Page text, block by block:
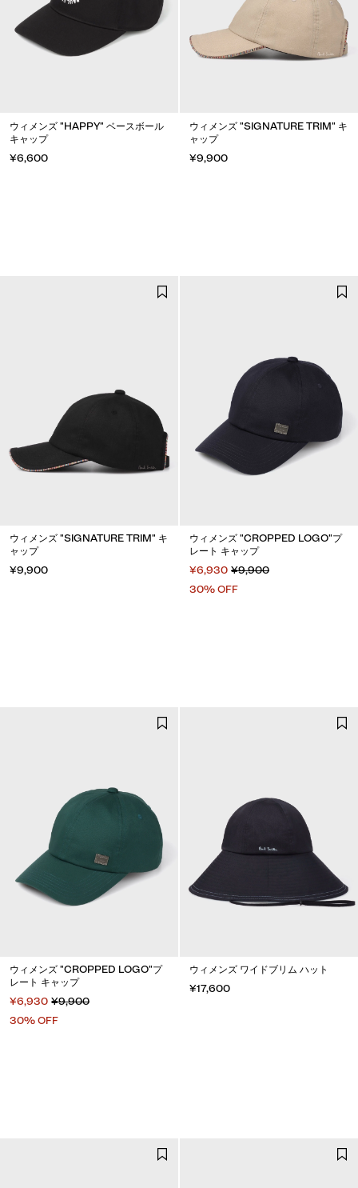
ウィメンズ "HAPPY" ベースボール
キャップ
¥6,600
ウィメンズ "SIGNATURE TRIM" キ
ャップ
¥9,900
ウィメンズ "SIGNATURE TRIM" キ
ャップ
¥9,900
ウィメンズ "CROPPED LOGO"プ
レート キャップ
¥6,930 ¥9,900
30% OFF
ウィメンズ "CROPPED LOGO"プ
レート キャップ
¥6,930 ¥9,900
30% OFF
ウィメンズ ワイドブリム ハット
¥17,600